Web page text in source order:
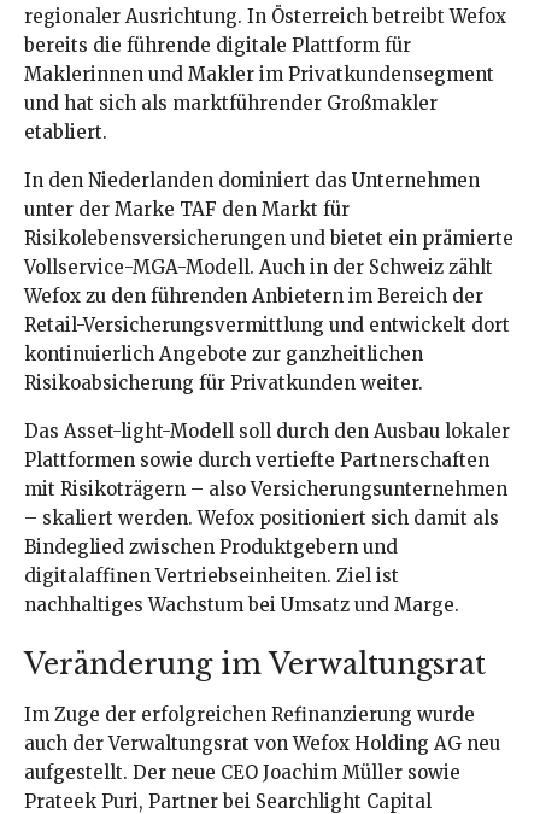
regionaler Ausrichtung. In Österreich betreibt Wefox
bereits die führende digitale Plattform für
Maklerinnen und Makler im Privatkundensegment
und hat sich als marktführender Großmakler
etabliert.
In den Niederlanden dominiert das Unternehmen
unter der Marke TAF den Markt für
Risikolebensversicherungen und bietet ein prämierte
Vollservice-MGA-Modell. Auch in der Schweiz zählt
Wefox zu den führenden Anbietern im Bereich der
Retail-Versicherungsvermittlung und entwickelt dort
kontinuierlich Angebote zur ganzheitlichen
Risikoabsicherung für Privatkunden weiter.
Das Asset-light-Modell soll durch den Ausbau lokaler
Plattformen sowie durch vertiefte Partnerschaften
mit Risikoträgern – also Versicherungsunternehmen
– skaliert werden. Wefox positioniert sich damit als
Bindeglied zwischen Produktgebern und
digitalaffinen Vertriebseinheiten. Ziel ist
nachhaltiges Wachstum bei Umsatz und Marge.
Veränderung im Verwaltungsrat
Im Zuge der erfolgreichen Refinanzierung wurde
auch der Verwaltungsrat von Wefox Holding AG neu
aufgestellt. Der neue CEO Joachim Müller sowie
Prateek Puri, Partner bei Searchlight Capital